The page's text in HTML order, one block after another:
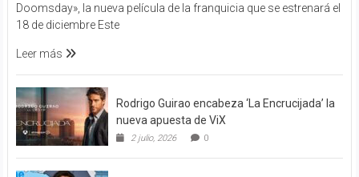
Doomsday», la nueva película de la franquicia que se estrenará el
18 de diciembre Este
Leer más
Rodrigo Guirao encabeza ‘La Encrucijada’ la
nueva apuesta de ViX
2 julio, 2026 0